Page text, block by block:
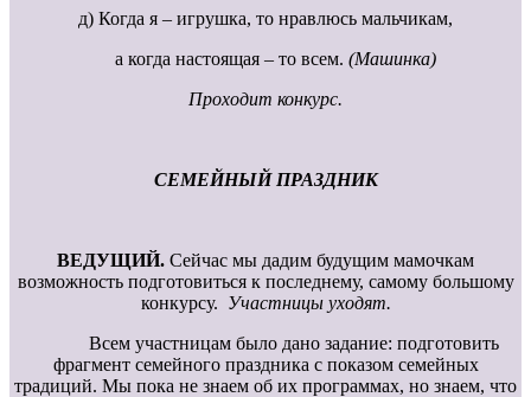
д) Когда я – игрушка, то нравлюсь мальчикам,
а когда настоящая – то всем. (Машинка)
Проходит конкурс.
СЕМЕЙНЫЙ ПРАЗДНИК
ВЕДУЩИЙ. Сейчас мы дадим будущим мамочкам
возможность подготовиться к последнему, самому большому
конкурсу. Участницы уходят.
Всем участницам было дано задание: подготовить
фрагмент семейного праздника с показом семейных
традиций. Мы пока не знаем об их программах, но знаем, что